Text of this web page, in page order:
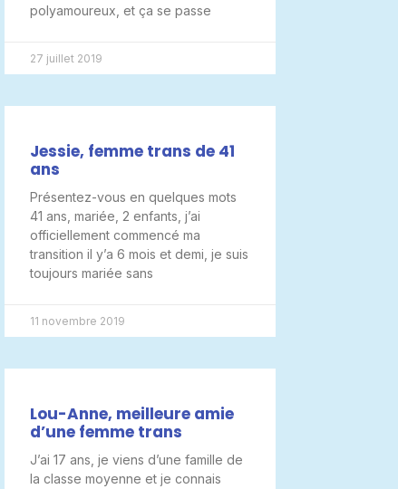
polyamoureux, et ça se passe
27 juillet 2019
Jessie, femme trans de 41
ans
Présentez-vous en quelques mots
41 ans, mariée, 2 enfants, j’ai
officiellement commencé ma
transition il y’a 6 mois et demi, je suis
toujours mariée sans
11 novembre 2019
Lou-Anne, meilleure amie
d’une femme trans
J’ai 17 ans, je viens d’une famille de
la classe moyenne et je connais